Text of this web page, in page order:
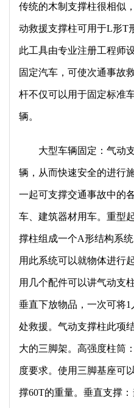
传统的木制支撑柱很相似
动救援支撑柱可用于L形T
此工具由专业注册工程师
固定汽车，可使次通事故
杆不仅可以用于固定标准
辆。
大型车辆固定：气动
辆，从而快速安全的进行
一起可支撑交通事故中的
车、建筑器材用车。重型
撑柱组成一个A形结构系
用此系统可以就物体进行
用几个配件可以讲气动支
垂直下放物品，一次可将
处救援。气动支撑柱此项
大的三脚架。高强度柱筒
度要求。使用三脚基座可
撑60T的重量。垂直支撑